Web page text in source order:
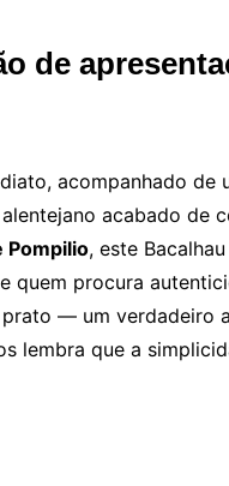
de
acompanhado de
acabado de
Pompilio, este
quem procura
— um verdadeiro
lembra que a